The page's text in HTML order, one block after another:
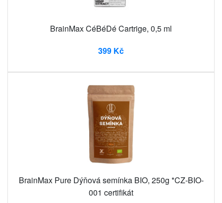
BrainMax CéBéDé Cartrige, 0,5 ml
399 Kč
BrainMax Pure Dýňová semínka BIO, 250g *CZ-BIO-
001 certifikát